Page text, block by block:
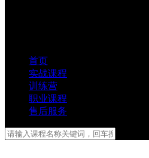
首页
实战课程
训练营
职业课程
售后服务